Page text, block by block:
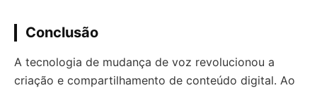
Conclusão
A tecnologia de mudança de voz revolucionou a
criação e compartilhamento de conteúdo digital. Ao